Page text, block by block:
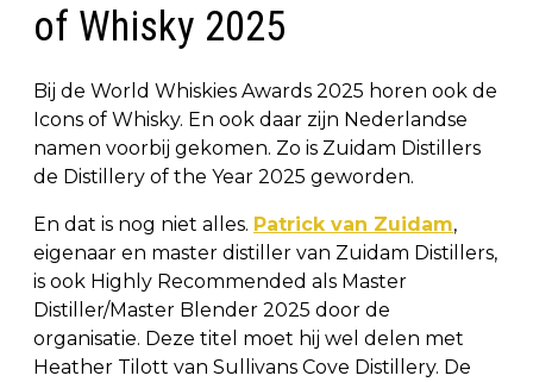
of Whisky 2025
Bij de World Whiskies Awards 2025 horen ook de
Icons of Whisky. En ook daar zijn Nederlandse
namen voorbij gekomen. Zo is Zuidam Distillers
de Distillery of the Year 2025 geworden.
En dat is nog niet alles. Patrick van Zuidam,
eigenaar en master distiller van Zuidam Distillers,
is ook Highly Recommended als Master
Distiller/Master Blender 2025 door de
organisatie. Deze titel moet hij wel delen met
Heather Tilott van Sullivans Cove Distillery. De